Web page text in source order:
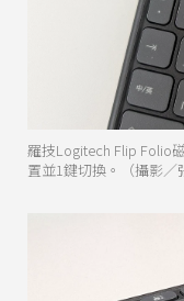
羅技Logitech Flip Folio
置並1鍵切換。（攝影／